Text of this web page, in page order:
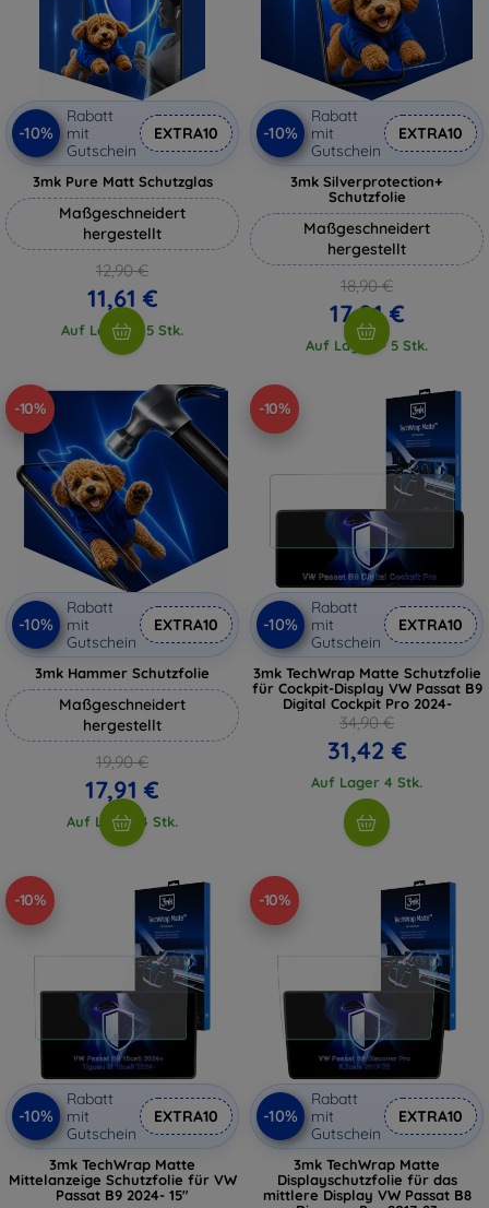
-10%
Rabatt
mit
Gutschein
EXTRA10
3mk Pure Matt Schutzglas
Maßgeschneidert
hergestellt
12,90 €
11,61 €
Auf Lager > 5 Stk.
-10%
Rabatt
mit
Gutschein
EXTRA10
3mk Silverprotection+
Schutzfolie
Maßgeschneidert
hergestellt
18,90 €
17,01 €
Auf Lager > 5 Stk.
-10%
-10%
Rabatt
mit
Gutschein
EXTRA10
3mk Hammer Schutzfolie
Maßgeschneidert
hergestellt
19,90 €
17,91 €
Auf Lager 4 Stk.
-10%
-10%
Rabatt
mit
Gutschein
EXTRA10
3mk TechWrap Matte Schutzfolie
für Cockpit-Display VW Passat B9
Digital Cockpit Pro 2024-
34,90 €
31,42 €
Auf Lager 4 Stk.
-10%
-10%
Rabatt
mit
Gutschein
EXTRA10
3mk TechWrap Matte
Mittelanzeige Schutzfolie für VW
Passat B9 2024- 15"
-10%
-10%
Rabatt
mit
Gutschein
EXTRA10
3mk TechWrap Matte
Displayschutzfolie für das
mittlere Display VW Passat B8